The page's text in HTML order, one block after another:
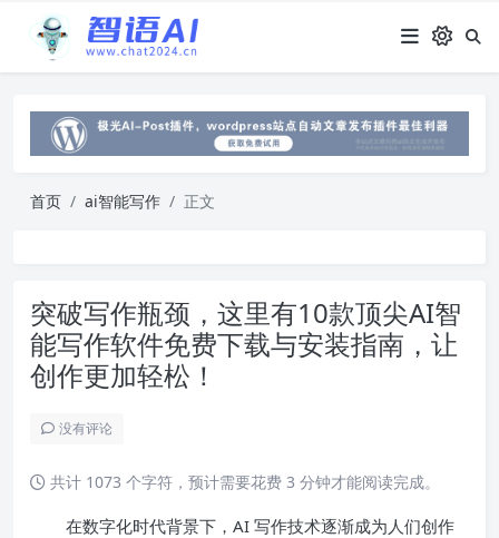
首页 ai智能写作 正文
突破写作瓶颈，这里有10款顶尖AI智
能写作软件免费下载与安装指南，让
创作更加轻松！
没有评论
共计 1073 个字符，预计需要花费 3 分钟才能阅读完成。
在数字化时代背景下，AI 写作技术逐渐成为人们创作